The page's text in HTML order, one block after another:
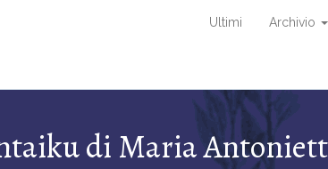
Ultimi Archivio
di Maria